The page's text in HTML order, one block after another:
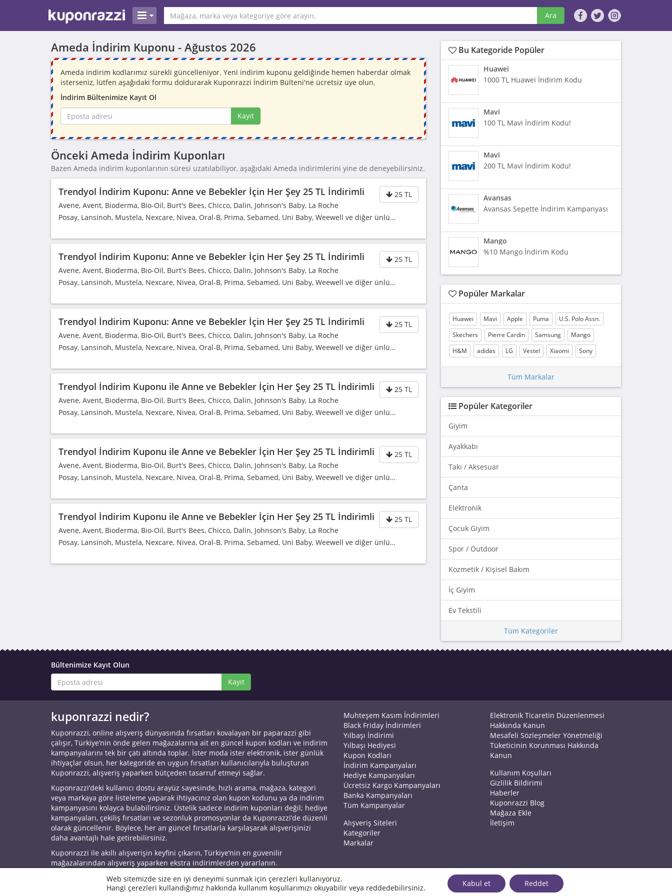
Ara
Ameda İndirim Kuponu - Ağustos 2026
Ameda indirim kodlarımız sürekli güncelleniyor. Yeni indirim kuponu geldiğinde hemen haberdar olmak
isterseniz, lütfen aşağıdaki formu doldurarak Kuponrazzi İndirim Bülteni'ne ücretsiz üye olun.
İndirim Bültenimize Kayıt Ol
Kayıt
Önceki Ameda İndirim Kuponları
Bazen Ameda indirim kuponlarının süresi uzatılabiliyor, aşağıdaki Ameda indirimlerini yine de deneyebilirsiniz.
25 TL
Trendyol İndirim Kuponu: Anne ve Bebekler İçin Her Şey 25 TL İndirimli
Avene, Avent, Bioderma, Bio-Oil, Burt's Bees, Chicco, Dalin, Johnson's Baby, La Roche
Posay, Lansinoh, Mustela, Nexcare, Nivea, Oral-B, Prima, Sebamed, Uni Baby, Weewell ve diğer ünlü…
25 TL
Trendyol İndirim Kuponu: Anne ve Bebekler İçin Her Şey 25 TL İndirimli
Avene, Avent, Bioderma, Bio-Oil, Burt's Bees, Chicco, Dalin, Johnson's Baby, La Roche
Posay, Lansinoh, Mustela, Nexcare, Nivea, Oral-B, Prima, Sebamed, Uni Baby, Weewell ve diğer ünlü…
25 TL
Trendyol İndirim Kuponu: Anne ve Bebekler İçin Her Şey 25 TL İndirimli
Avene, Avent, Bioderma, Bio-Oil, Burt's Bees, Chicco, Dalin, Johnson's Baby, La Roche
Posay, Lansinoh, Mustela, Nexcare, Nivea, Oral-B, Prima, Sebamed, Uni Baby, Weewell ve diğer ünlü…
25 TL
Trendyol İndirim Kuponu ile Anne ve Bebekler İçin Her Şey 25 TL İndirimli
Avene, Avent, Bioderma, Bio-Oil, Burt's Bees, Chicco, Dalin, Johnson's Baby, La Roche
Posay, Lansinoh, Mustela, Nexcare, Nivea, Oral-B, Prima, Sebamed, Uni Baby, Weewell ve diğer ünlü…
25 TL
Trendyol İndirim Kuponu ile Anne ve Bebekler İçin Her Şey 25 TL İndirimli
Avene, Avent, Bioderma, Bio-Oil, Burt's Bees, Chicco, Dalin, Johnson's Baby, La Roche
Posay, Lansinoh, Mustela, Nexcare, Nivea, Oral-B, Prima, Sebamed, Uni Baby, Weewell ve diğer ünlü…
25 TL
Trendyol İndirim Kuponu ile Anne ve Bebekler İçin Her Şey 25 TL İndirimli
Avene, Avent, Bioderma, Bio-Oil, Burt's Bees, Chicco, Dalin, Johnson's Baby, La Roche
Posay, Lansinoh, Mustela, Nexcare, Nivea, Oral-B, Prima, Sebamed, Uni Baby, Weewell ve diğer ünlü…
Bu Kategoride Popüler
Huawei
1000 TL Huawei İndirim Kodu
Mavi
100 TL Mavi İndirim Kodu!
Mavi
200 TL Mavi İndirim Kodu!
Avansas
Avansas Sepette İndirim Kampanyası
Mango
%10 Mango İndirim Kodu
Popüler Markalar
Huawei Mavi Apple Puma
U.S. Polo Assn.
Skechers
Pierre Cardin Samsung
Mango
H&M
adidas LG Vestel Xiaomi Sony
Tüm Markalar
Popüler Kategoriler
Giyim
Ayakkabı
Takı / Aksesuar
Çanta
Elektronik
Çocuk Giyim
Spor / Outdoor
Kozmetik / Kişisel Bakım
İç Giyim
Ev Tekstili
Tüm Kategoriler
Bültenimize Kayıt Olun
Kayıt
kuponrazzi nedir?
Kuponrazzi, online alışveriş dünyasında fırsatları kovalayan bir paparazzi gibi
çalışır, Türkiye’nin önde gelen mağazalarına ait en güncel kupon kodları ve indirim
kampanyalarını tek bir çatı altında toplar. İster moda ister elektronik, ister günlük
ihtiyaçlar olsun, her kategoride en uygun fırsatları kullanıcılarıyla buluşturan
Kuponrazzi, alışveriş yaparken bütçeden tasarruf etmeyi sağlar.
Kuponrazzi’deki kullanıcı dostu arayüz sayesinde, hızlı arama, mağaza, kategori
veya markaya göre listeleme yaparak ihtiyacınız olan kupon kodunu ya da indirim
kampanyasını kolayca bulabilirsiniz. Üstelik sadece indirim kuponları değil; hediye
kampanyaları, çekiliş fırsatları ve sezonluk promosyonlar da Kuponrazzi’de düzenli
olarak güncellenir. Böylece, her an güncel fırsatlarla karşılaşarak alışverişinizi
daha avantajlı hale getirebilirsiniz.
Kuponrazzi ile akıllı alışverişin keyfini çıkarın, Türkiye’nin en güvenilir
mağazalarından alışveriş yaparken ekstra indirimlerden yararlanın.
Muhteşem Kasım İndirimleri
Black Friday İndirimleri
Yılbaşı İndirimi
Yılbaşı Hediyesi
Kupon Kodları
İndirim Kampanyaları
Hediye Kampanyaları
Ücretsiz Kargo Kampanyaları
Banka Kampanyaları
Tüm Kampanyalar
Alışveriş Siteleri
Kategoriler
Markalar
Elektronik Ticaretin Düzenlenmesi
Hakkında Kanun
Mesafeli Sözleşmeler Yönetmeliği
Tüketicinin Korunması Hakkında
Kanun
Kullanım Koşulları
Gizlilik Bildirimi
Haberler
Kuponrazzi Blog
Mağaza Ekle
İletişim
© 2026 KuponrazziWeb sitemizde size en iyi deneyimi sunmak için çerezleri kullanıyoruz.
Hangi çerezleri kullandığımız hakkında kullanım koşullarımızı okuyabilir veya reddedebilirsiniz.
Kabul et Reddet